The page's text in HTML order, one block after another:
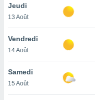
le
ainsi
un
Jeudi
13 Août
Vendredi
14 Août
Samedi
15 Août